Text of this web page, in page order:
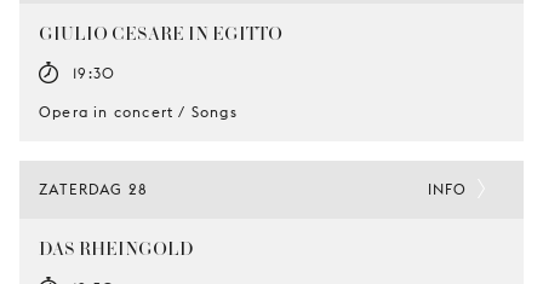
GIULIO CESARE IN EGITTO
19:30
Opera in concert / Songs
ZATERDAG 28
DAS RHEINGOLD
INFO